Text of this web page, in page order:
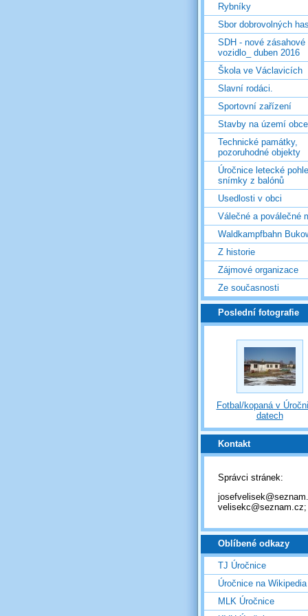
Rybníky
Sbor dobrovolných
SDH - nové zásahové
vozidlo_ duben 2016
Škola ve Václavicích
Slavní rodáci.
Sportovní zařízení
Stavby na území obce
Technické památky,
pozoruhodné objekty
Úročnice letecké
snímky z balónů
Usedlosti v obci
Válečné a poválečné
Waldkampfbahn
Z historie
Zájmové organizace
Ze současnosti
Poslední fotografie
Fotbal/kopaná v
datech
Kontakt
Správci stránek:
velisekc@seznam.cz;
Oblíbené odkazy
TJ Úročnice
Úročnice na Wikipedia
MLK Úročnice